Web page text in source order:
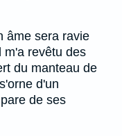
âme sera ravie
m'a revêtu des
du manteau de
d'un
de ses